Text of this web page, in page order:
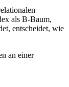
als B-Baum,
entscheidet, wie
an einer